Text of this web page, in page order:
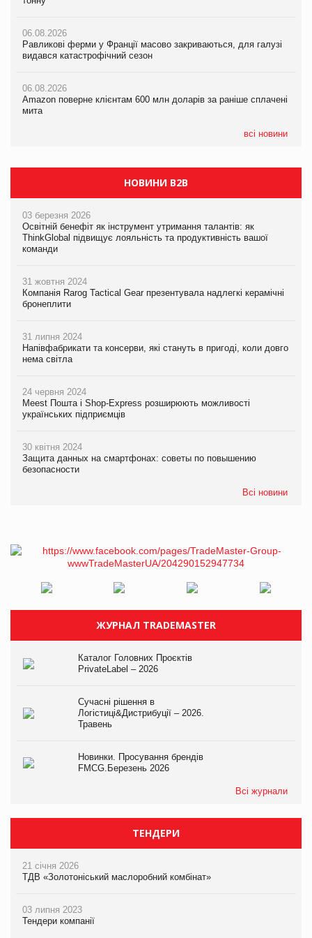
06.08.2026
Равликові ферми у Франції масово закриваються, для галузі
видався катастрофічний сезон
06.08.2026
Amazon поверне клієнтам 600 млн доларів за раніше сплачені
мита
всі новини
05.08.2026
Смачне поповнення дитячого меню: у VARUS з’явилися
05.08.2026
Сергій Лісунов про заморожені хлібобулочні вироби на
06.08.2026
Amazon поверне клієнтам 600 млн доларів за раніше сплачені
мита
05.08.2026
У Євросоюзі набули чинності нові правила щодо штучного
інтелекту
НОВИНИ B2B
03 березня 2026
Освітній бенефіт як інструмент утримання талантів: як
ThinkGlobal підвищує лояльність та продуктивність вашої
команди
31 жовтня 2024
Компанія Rarog Tactical Gear презентувала надлегкі керамічні
бронеплити
31 липня 2024
Напівфабрикати та консерви, які стануть в пригоді, коли довго
нема світла
24 червня 2024
Meest Пошта і Shop-Express розширюють можливості
українських підприємців
30 квітня 2024
Защита данных на смартфонах: советы по повышению
безопасности
Всі новини
ЖУРНАЛ TRADEMASTER
Каталог Головних Проєктів
PrivateLabel – 2026
Сучасні рішення в
Логістиці&Дистрибуції – 2026.
Травень
Новинки. Просування брендів
FMCG.Березень 2026
Всі журнали
ТЕНДЕРИ
21 січня 2026
ТДВ «Золотоніський маслоробний комбінат»
03 липня 2023
Тендери компанії